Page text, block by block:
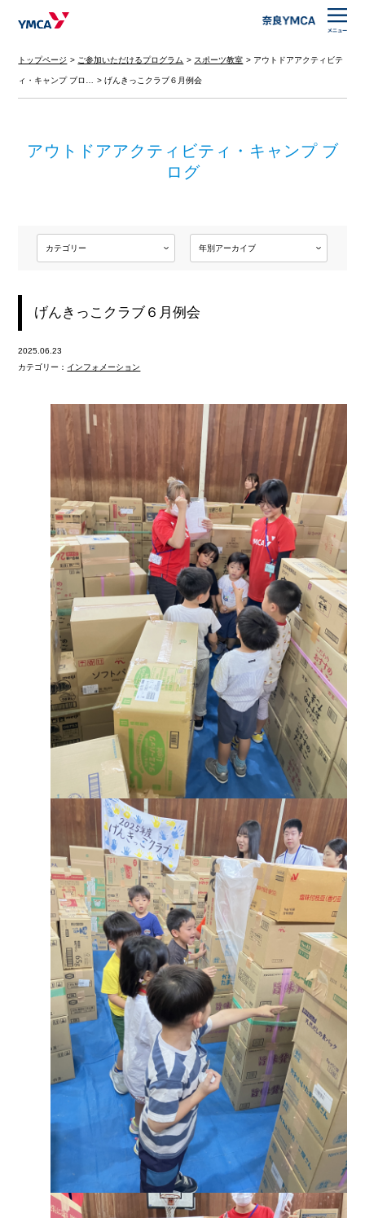
トップページ ご参加いただけるプログラム スポーツ教室 アウトドアアクティビテ
ィ・キャンプ ブロ… げんきっこクラブ６月例会
アウトドアアクティビティ・キャンプ ブ
ログ
げんきっこクラブ６月例会
2025.06.23
カテゴリー： インフォメーション